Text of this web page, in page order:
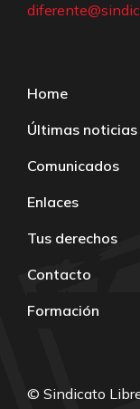
Home
Últimas noticias
Comunicados
Enlaces
Tus derechos
Contacto
Formación
© Sindicato